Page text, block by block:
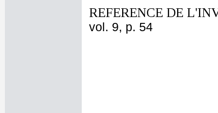
REFERENCE DE
vol. 9, p. 54